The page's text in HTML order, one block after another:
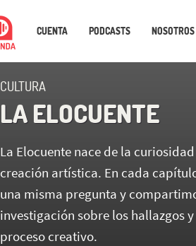
CUENTA PODCASTS NOSOTROS
CULTURA
LA ELOCUENTE
La Elocuente nace de la
creación artística. En cada
una misma pregunta y
investigación sobre los hallazgos
proceso creativo.